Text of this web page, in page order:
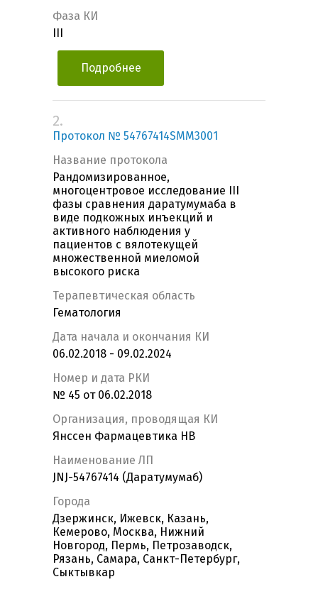
Фаза КИ
Подробнее
2.
Протокол № 54767414SMM3001
Название протокола
Рандомизированное,
многоцентровое исследование III
фазы сравнения даратумумаба в
виде подкожных инъекций и
активного наблюдения у
пациентов с вялотекущей
множественной миеломой
высокого риска
Терапевтическая область
Гематология
Дата начала и окончания КИ
06.02.2018 - 09.02.2024
Номер и дата РКИ
№ 45 от 06.02.2018
Организация, проводящая КИ
Янссен Фармацевтика НВ
Наименование ЛП
JNJ-54767414 (Даратумумаб)
Города
Дзержинск, Ижевск, Казань,
Кемерово, Москва, Нижний
Новгород, Пермь, Петрозаводск,
Рязань, Самара, Санкт-Петербург,
Сыктывкар